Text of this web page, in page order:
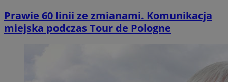
Prawie 60 linii ze zmianami. Komunikacja
miejska podczas Tour de Pologne